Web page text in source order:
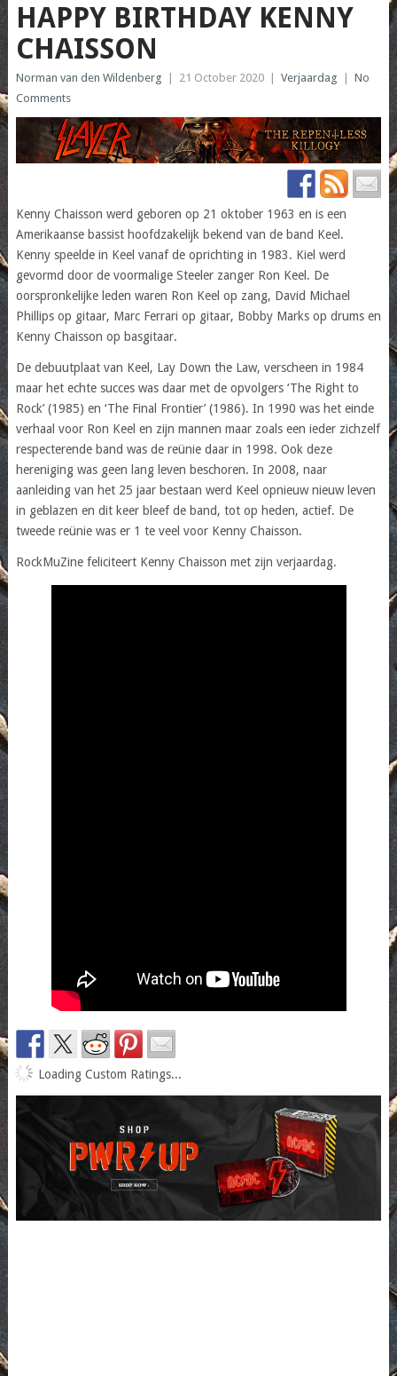
HAPPY BIRTHDAY KENNY
CHAISSON
Norman van den Wildenberg 21 October 2020 Verjaardag
No
Comments
Kenny Chaisson werd geboren op 21 oktober 1963 en is een
Amerikaanse bassist hoofdzakelijk bekend van de band Keel.
Kenny speelde in Keel vanaf de oprichting in 1983. Kiel werd
gevormd door de voormalige Steeler zanger Ron Keel. De
oorspronkelijke leden waren Ron Keel op zang, David Michael
Phillips op gitaar, Marc Ferrari op gitaar, Bobby Marks op drums en
Kenny Chaisson op basgitaar.
De debuutplaat van Keel, Lay Down the Law, verscheen in 1984
maar het echte succes was daar met de opvolgers ‘The Right to
Rock’ (1985) en ‘The Final Frontier’ (1986). In 1990 was het einde
verhaal voor Ron Keel en zijn mannen maar zoals een ieder zichzelf
respecterende band was de reünie daar in 1998. Ook deze
hereniging was geen lang leven beschoren. In 2008, naar
aanleiding van het 25 jaar bestaan werd Keel opnieuw nieuw leven
in geblazen en dit keer bleef de band, tot op heden, actief. De
tweede reünie was er 1 te veel voor Kenny Chaisson.
RockMuZine feliciteert Kenny Chaisson met zijn verjaardag.
Loading Custom Ratings...